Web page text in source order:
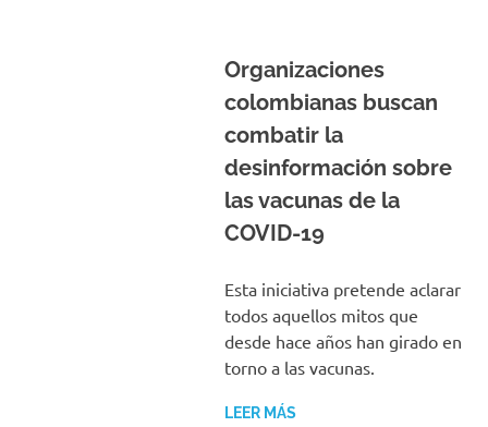
Organizaciones
colombianas buscan
combatir la
desinformación sobre
las vacunas de la
COVID-19
Esta iniciativa pretende aclarar
todos aquellos mitos que
desde hace años han girado en
torno a las vacunas.
LEER MÁS